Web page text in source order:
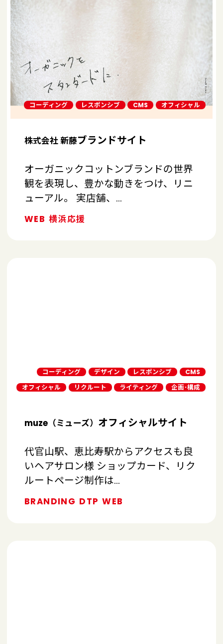
コーディング レスポンシブ CMS オフィシャル
株式会社 新藤ブランドサイト
オーガニックコットンブランドの世界
観を表現し、豊かな動きをつけ、リニ
ューアル。 実店舗、…
WEB 横浜応援
コーディング デザイン レスポンシブ
CMS
オフィシャル
リクルート ライティング 企画･構成
muze（ミューズ） オフィシャルサイト
代官山駅、恵比寿駅からアクセスも良
いヘアサロン様 ショップカード、リク
ルートページ制作は…
BRANDING DTP WEB